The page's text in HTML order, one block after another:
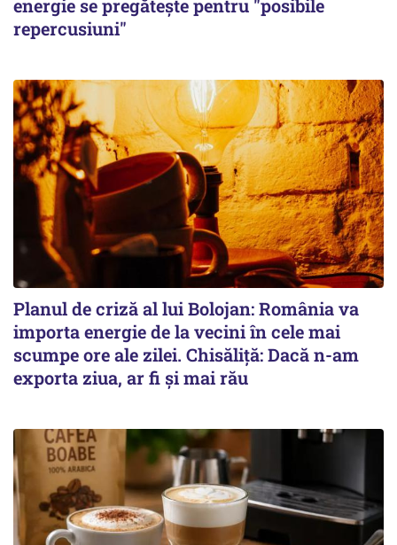
energie se pregătește pentru "posibile
repercusiuni"
Planul de criză al lui Bolojan: România va
importa energie de la vecini în cele mai
scumpe ore ale zilei. Chisăliță: Dacă n-am
exporta ziua, ar fi și mai rău